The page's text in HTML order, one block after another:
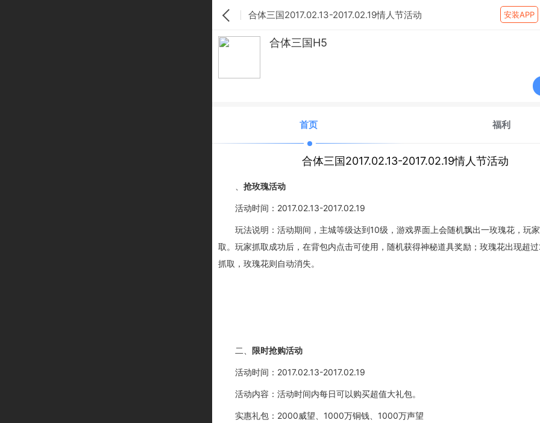
合体三国2017.02.13-2017.02.19情人节活动 安装APP
合体三国H5
首页 福利
合体三国2017.02.13-2017.02.19情人节活动
抢玫瑰活动
活动时间： 2017.02.13-2017.02.19
玩法说明： 活动期间， 主城等级达到10级，游戏界面上会随机飘出一玫瑰花， 玩
取 。 玩家抓取成功后，在背包内点击可使用 ，随机获得神秘道具奖励 ；玫瑰花出现超过
抓取，玫瑰花则自动消失。
二、 限时抢购活动
活动时间： 2017.02.13-2017.02.19
活动内容：活动时间内每日可以购买超值大礼包。
实惠礼包 ： 2000威望、1000万铜钱、1000万声望